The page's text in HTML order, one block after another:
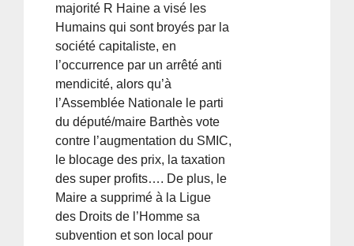
majorité R Haine a visé les
Humains qui sont broyés par la
société capitaliste, en
l’occurrence par un arrêté anti
mendicité, alors qu’à
l’Assemblée Nationale le parti
du député/maire Barthès vote
contre l’augmentation du SMIC,
le blocage des prix, la taxation
des super profits…. De plus, le
Maire a supprimé à la Ligue
des Droits de l’Homme sa
subvention et son local pour